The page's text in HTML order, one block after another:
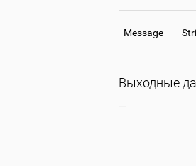
Message
Выходные
—